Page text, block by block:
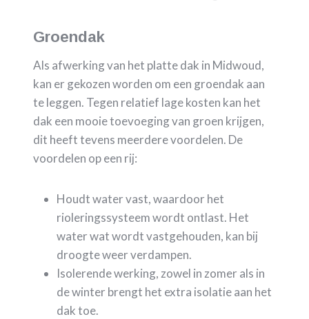
Groendak
Als afwerking van het platte dak in Midwoud,
kan er gekozen worden om een groendak aan
te leggen. Tegen relatief lage kosten kan het
dak een mooie toevoeging van groen krijgen,
dit heeft tevens meerdere voordelen. De
voordelen op een rij:
Houdt water vast, waardoor het
rioleringssysteem wordt ontlast. Het
water wat wordt vastgehouden, kan bij
droogte weer verdampen.
Isolerende werking, zowel in zomer als in
de winter brengt het extra isolatie aan het
dak toe.